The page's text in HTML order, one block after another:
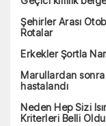
Şehirler Arası
Rotalar
Erkekler Şortla
Marullardan
hastalandı
Neden Hep Sizi
Kriterleri Belli